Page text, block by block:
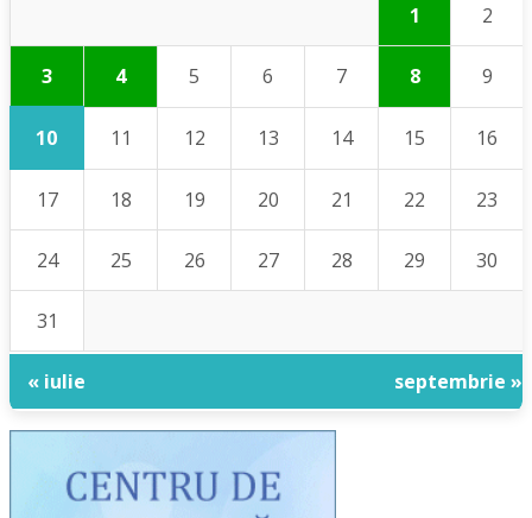
1 2
3 4 5 6 7 8 9
10 11 12 13 14 15 16
17 18 19 20 21 22 23
24 25 26 27 28 29 30
31
« iulie septembrie »